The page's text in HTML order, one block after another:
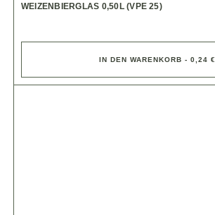
WEIZENBIERGLAS 0,50L (VPE 25)
IN DEN WARENKORB - 0,24 €